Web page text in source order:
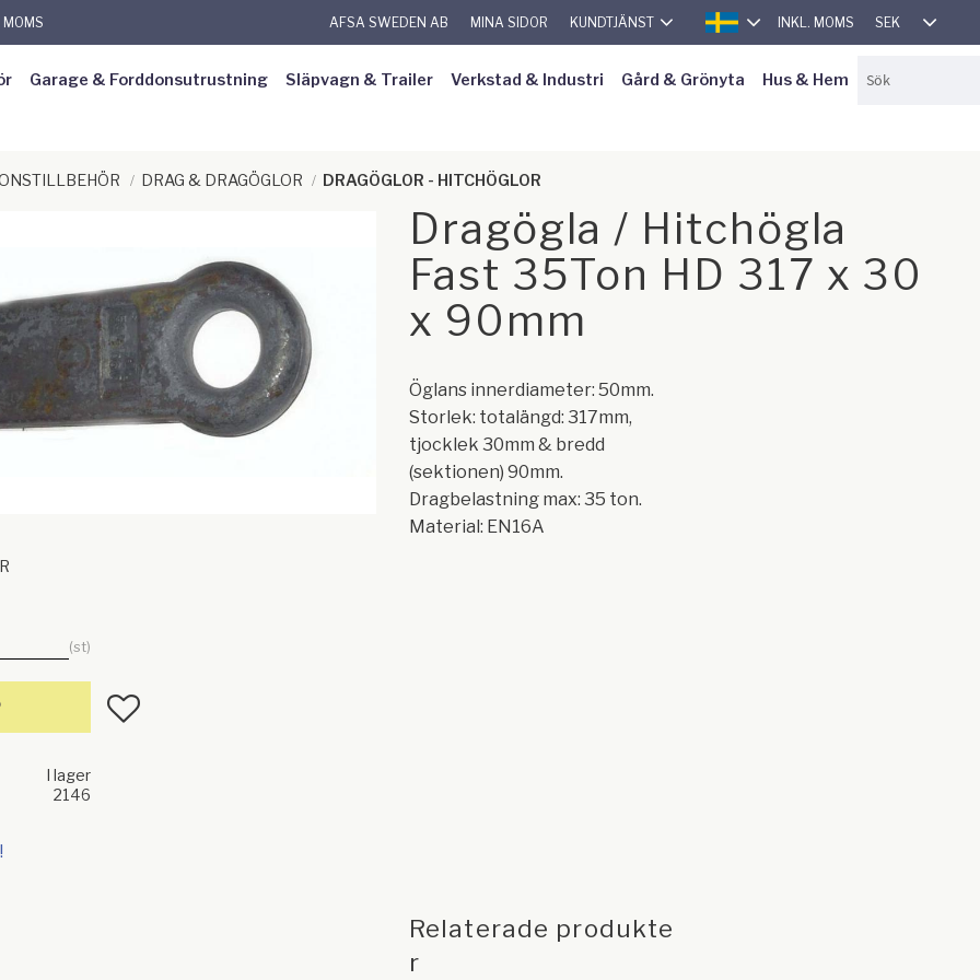
AFSA SWEDEN AB MINA SIDOR KUNDTJÄNST
SVENSKA
INKL. MOMS SEK
Garage & Forddonsutrustning Släpvagn & Trailer Verkstad & Industri Gård & Grönyta Hus & Hem
DRAG & DRAGÖGLOR DRAGÖGLOR - HITCHÖGLOR
Dragögla / Hitchögla
Fast 35Ton HD 317 x 30
x 90mm
Öglans innerdiameter: 50mm.
Storlek: totalängd: 317mm,
tjocklek 30mm & bredd
(sektionen) 90mm.
Dragbelastning max: 35 ton.
Material: EN16A
st
Lägg till i favoriter
I lager
2146
Relaterade produkte
r